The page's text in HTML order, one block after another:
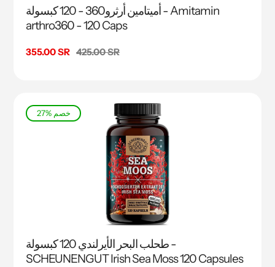
أميتامين أرثرو360 - 120 كبسولة - Amitamin
arthro360 - 120 Caps
سعر
355.00 SR السعر
425.00 SR
27% خصم
طحلب البحر الأيرلندي 120 كبسولة -
SCHEUNENGUT Irish Sea Moss 120 Capsules